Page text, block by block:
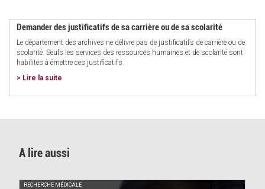
Demander des justificatifs de sa carrière ou de sa scolarité
Le département des archives ne délivre pas de justificatifs de carrière ou de
scolarité. Seuls les services des ressources humaines et de scolarité sont
habilités à émettre ces justificatifs.
> Lire la suite
A lire aussi
RECHERCHE MÉDICALE